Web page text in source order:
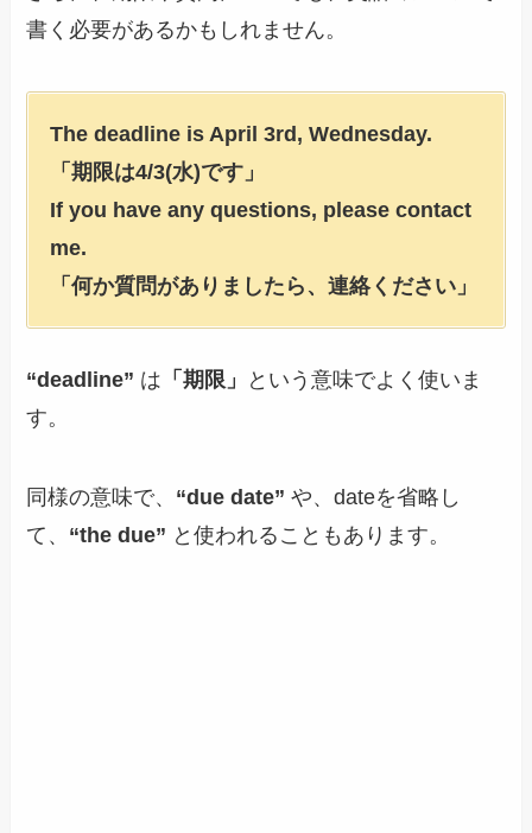
書く必要があるかもしれません。
The deadline is April 3rd, Wednesday.
「期限は4/3(水)です」
If you have any questions, please contact
me.
「何か質問がありましたら、連絡ください」
“deadline” は 「期限」
という意味でよく使いま
す。
同様の意味で、 “due date” や、dateを省略し
て、 “the due” と使われることもあります。